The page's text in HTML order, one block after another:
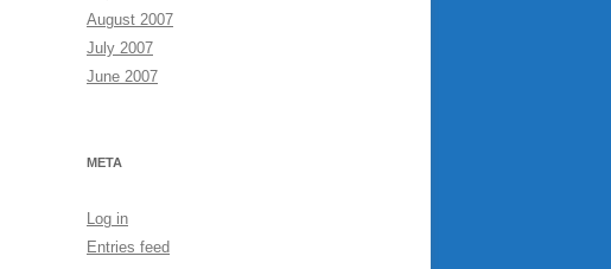
August 2007
July 2007
June 2007
META
Log in
Entries feed